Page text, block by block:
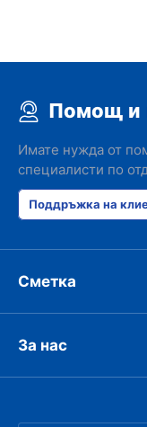
Помощ и
Имате нужда от
специалисти по
Поддръжка на
Сметка
За нас